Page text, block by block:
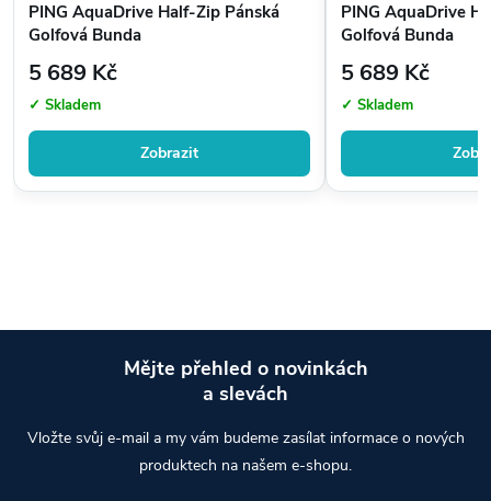
PING AquaDrive Half-Zip Pánská
Golfová Bunda
5 689 Kč
✓ Skladem
Zobrazit
PING AquaDrive
Golfová Bunda
5 689 Kč
✓ Skladem
Mějte přehled o novinkách
a slevách
Vložte svůj e-mail a my vám budeme zasílat informace o nových
produktech na našem e-shopu.